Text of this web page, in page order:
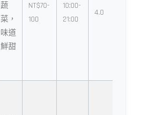
蔬
菜，
味道
鮮甜
NT$70-
100
10:00-
21:00
4.0